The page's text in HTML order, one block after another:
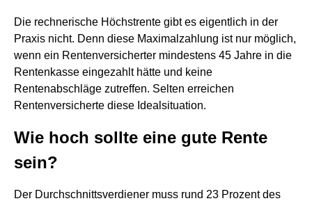
Die rechnerische Höchstrente gibt es eigentlich in der
Praxis nicht. Denn diese Maximalzahlung ist nur möglich,
wenn ein Rentenversicherter mindestens 45 Jahre in die
Rentenkasse eingezahlt hätte und keine
Rentenabschläge zutreffen. Selten erreichen
Rentenversicherte diese Idealsituation.
Wie hoch sollte eine gute Rente
sein?
Der Durchschnittsverdiener muss rund 23 Prozent des